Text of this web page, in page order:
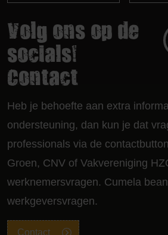
Volg ons op de
socials!
Contact
Heb je behoefte aan extra
ondersteuning, dan kun je dat
professionals via de
Groen, CNV of Vakvereniging
werknemersvragen. Cumela
werkgeversvragen.
Contact